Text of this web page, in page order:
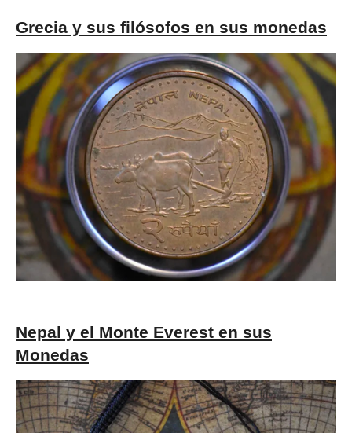
Grecia y sus filósofos en sus monedas
Nepal y el Monte Everest en sus
Monedas